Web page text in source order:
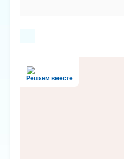
Решаем вместе